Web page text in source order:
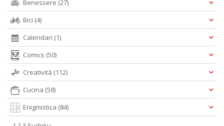
Benessere (27)
Bici (4)
Calendari (1)
Comics (50)
Creatività (112)
Cucina (58)
Enigmistica (84)